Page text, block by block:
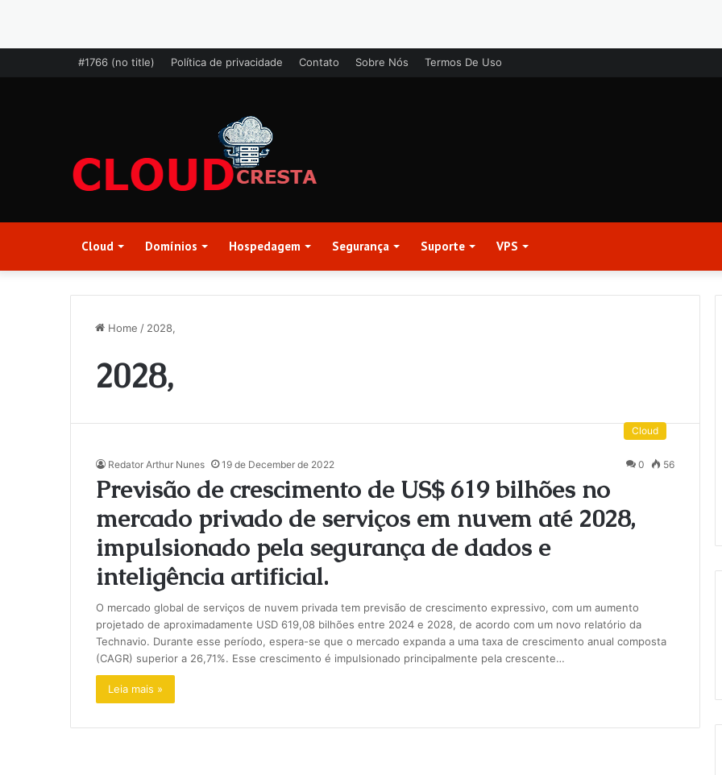
#1766 (no title) Política de privacidade Contato Sobre Nós Termos De Uso
Cloud Domínios Hospedagem Segurança Suporte VPS
Home / 2028,
2028,
Cloud
Redator Arthur Nunes 19 de December de 2022 0 56
Previsão de crescimento de US$ 619 bilhões no
mercado privado de serviços em nuvem até 2028,
impulsionado pela segurança de dados e
inteligência artificial.
O mercado global de serviços de nuvem privada tem previsão de crescimento expressivo, com um aumento
projetado de aproximadamente USD 619,08 bilhões entre 2024 e 2028, de acordo com um novo relatório da
Technavio. Durante esse período, espera-se que o mercado expanda a uma taxa de crescimento anual composta
(CAGR) superior a 26,71%. Esse crescimento é impulsionado principalmente pela crescente…
Leia mais »